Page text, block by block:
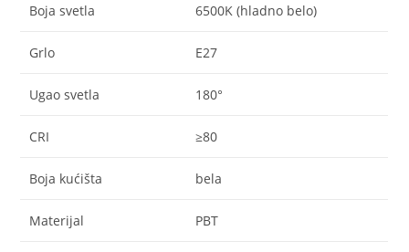
Boja svetla 6500K (hladno belo)
Grlo E27
Ugao svetla 180°
CRI ≥80
Boja kućišta bela
Materijal PBT